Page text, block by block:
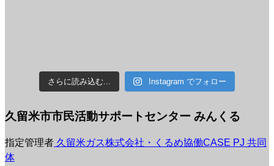
さらに読み込む... Instagram でフォロー
久留米市市民活動サポートセンター みんくる
指定管理者 久留米ガス株式会社・くるめ協働CASE PJ 共同
体